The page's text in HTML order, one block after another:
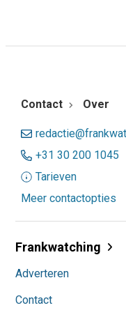
Contact Over
+31 30 200 1045
Tarieven
Meer contactopties
Frankwatching
Adverteren
Contact